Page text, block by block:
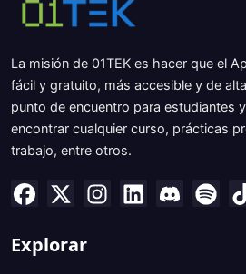
La misión de 01TEK es hacer que el
fácil y gratuito, más accesible y de
punto de encuentro para estudiantes
encontrar cualquier curso, prácticas
trabajo, entre otros.
Explorar